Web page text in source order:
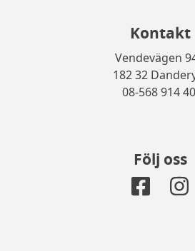
Kontakt
Vendevägen
182 32
08-568 914 40
Följ oss